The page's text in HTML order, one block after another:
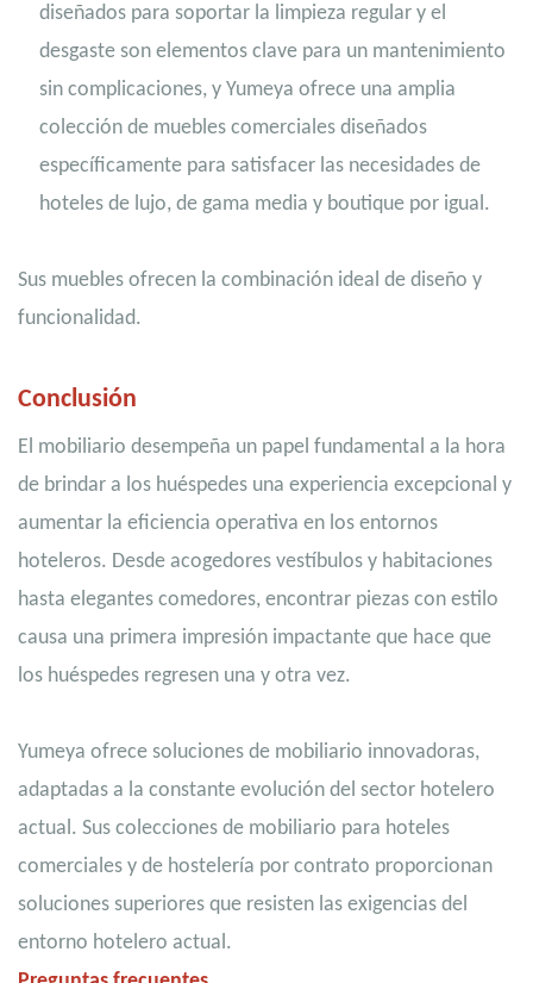
diseñados para soportar la limpieza regular y el
desgaste son elementos clave para un mantenimiento
sin complicaciones, y Yumeya ofrece una amplia
colección de muebles comerciales diseñados
específicamente para satisfacer las necesidades de
hoteles de lujo, de gama media y boutique por igual.
Sus muebles ofrecen la combinación ideal de diseño y
funcionalidad.
Conclusión
El mobiliario desempeña un papel fundamental a la hora
de brindar a los huéspedes una experiencia excepcional y
aumentar la eficiencia operativa en los entornos
hoteleros. Desde acogedores vestíbulos y habitaciones
hasta elegantes comedores, encontrar piezas con estilo
causa una primera impresión impactante que hace que
los huéspedes regresen una y otra vez.
Yumeya ofrece soluciones de mobiliario innovadoras,
adaptadas a la constante evolución del sector hotelero
actual. Sus colecciones de mobiliario para hoteles
comerciales y de hostelería por contrato proporcionan
soluciones superiores que resisten las exigencias del
entorno hotelero actual.